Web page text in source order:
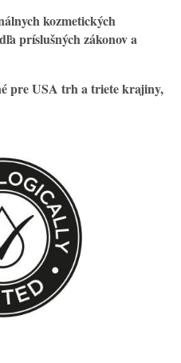
kozmetických
príslušných zákonov a
pre USA trh a triete krajiny,